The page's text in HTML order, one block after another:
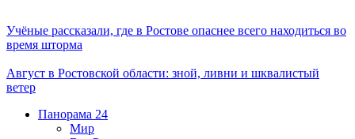
Учёные рассказали, где в Ростове опаснее всего находиться во
время шторма
Август в Ростовской области: зной, ливни и шквалистый
ветер
Панорама 24
Мир